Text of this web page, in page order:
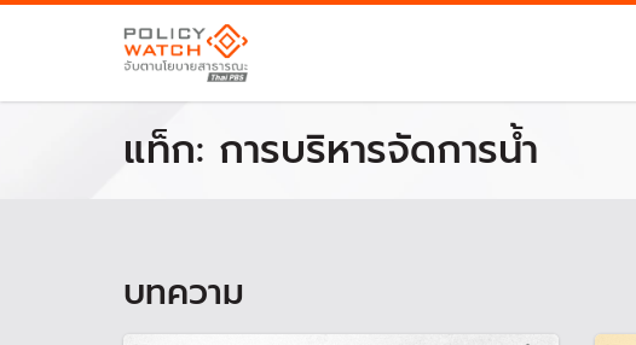
แท็ก: การบริหารจัดการน้ำ
บทความ